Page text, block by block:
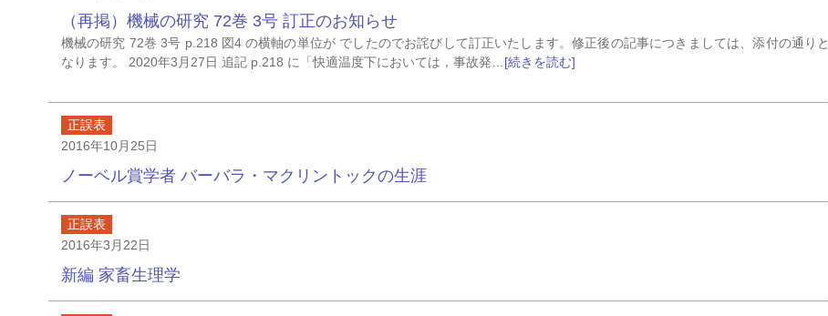
（再掲）機械の研究 72巻 3号 訂正のお知らせ
機械の研究 72巻 3号 p.218 図4 の横軸の単位が でしたのでお詫びして訂正いたします。修正後の記事につきましては、添付の通りと
なります。 2020年3月27日 追記 p.218 に「快適温度下においては，事故発… [続きを読む]
正誤表
2016年10月25日
ノーベル賞学者 バーバラ・マクリントックの生涯
正誤表
2016年3月22日
新編 家畜生理学